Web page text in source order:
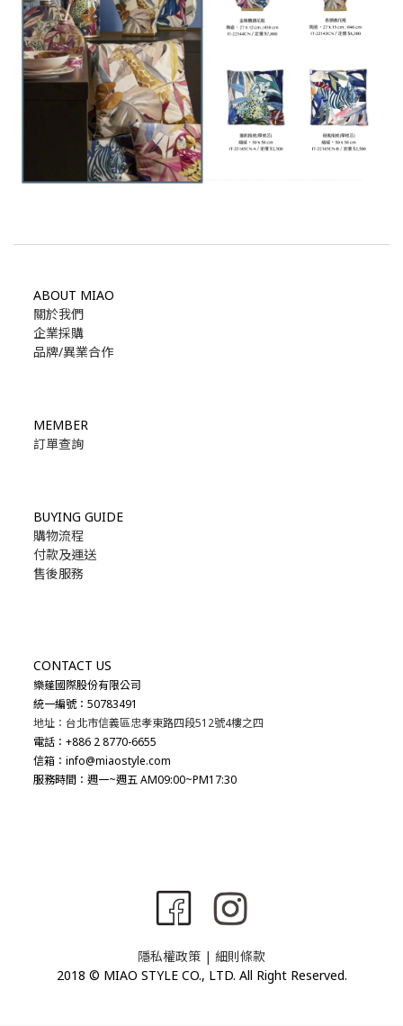
ABOUT MIAO
關於我們
企業採購
品牌/異業合作
MEMBER
訂單查詢
BUYING GUIDE
購物流程
付款及運送
售後服務
CONTACT US
樂蓬國際股份有限公司
統一編號：50783491
地址：台北市信義區忠孝東路四段512號4樓之四
電話：+886 2 8770-6655
信箱：info@miaostyle.com
服務時間：週一~週五 AM09:00~PM17:30
隱私權政策 | 細則條款
2018 © MIAO STYLE CO., LTD. All Right Reserved.